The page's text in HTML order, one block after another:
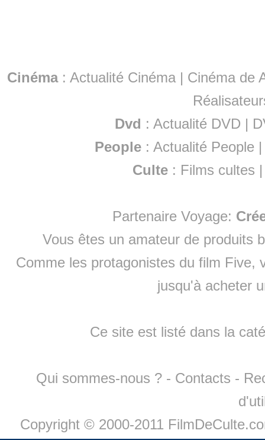
Cinéma: Actualité Cinéma | Cinéma de
Dvd : Actualité DVD |
People :Actualité People
Culte : Films cultes
Partenaire Voyage:
Vous êtes un amateur de produits
Comme les protagonistes du film Five,
jusqu'à acheter
Ce site est listé dans la
Qui sommes-nous ? - Contacts -
Copyright © 2000-2011